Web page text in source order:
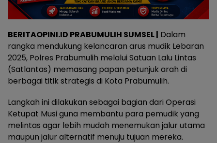
BERITAOPINI.ID PRABUMULIH SUMSEL | Dalam
rangka mendukung kelancaran arus mudik Lebaran
2025, Polres Prabumulih melalui Satuan Lalu Lintas
(Satlantas) memasang papan petunjuk arah di
berbagai titik strategis di Kota Prabumulih.
Langkah ini dilakukan sebagai bagian dari Operasi
Ketupat Musi guna membantu para pemudik yang
melintas agar lebih mudah menemukan jalur utama
maupun jalur alternatif menuju tujuan mereka.